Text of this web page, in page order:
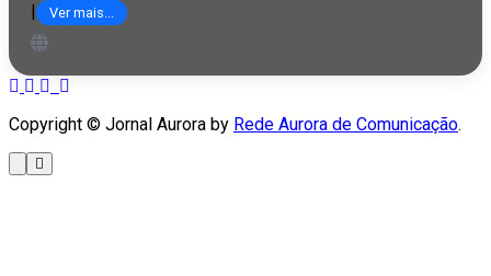
| Ver mais...
Copyright © Jornal Aurora by Rede Aurora de Comunicação.